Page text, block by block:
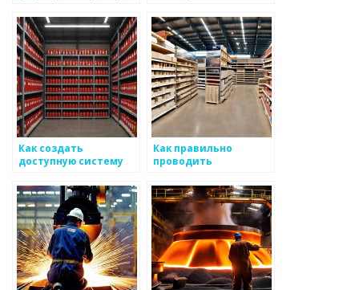
металоизделий
Как создать
доступную систему
качества
металлоизделий
Как правильно
проводить
металлов